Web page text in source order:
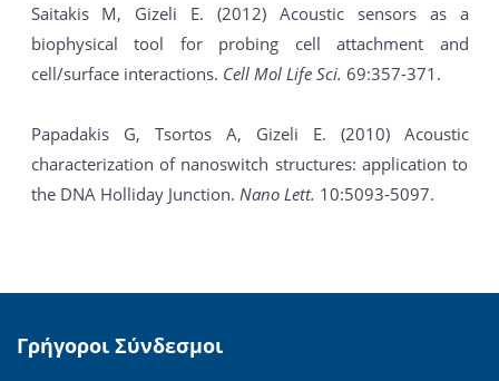
Saitakis M, Gizeli E. (2012) Acoustic sensors as a
biophysical tool for probing cell attachment and
cell/surface interactions. Cell Mol Life Sci. 69:357-371.
Papadakis G, Tsortos A, Gizeli E. (2010) Acoustic
characterization of nanoswitch structures: application to
the DNA Holliday Junction. Nano Lett. 10:5093-5097.
Γρήγοροι Σύνδεσμοι